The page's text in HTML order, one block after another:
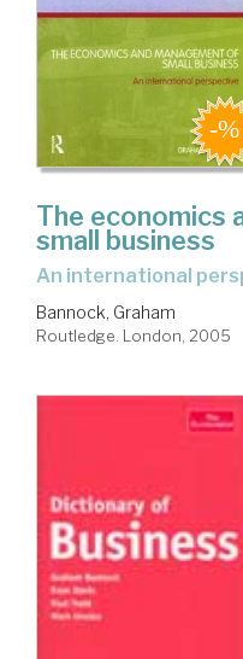
The economics
small business
an international
Bannock, Graham
Routledge. London, 2005